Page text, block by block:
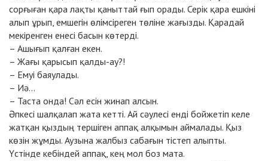
сорғыған қара лақты қаныттай ғып орады. Серік қара ешкіні
алып ұрып, емшегін өлімсіреген төліне жағызды. Қарадай
мекіренген енесі басын көтерді.
– Ашығып қалған екен.
– Жағы қарысып қалды-ау?!
– Емуі баяулады.
– Иә...
– Таста онда! Сәл есін жинап алсын.
Әпкесі шалқалап жата кетті. Ай сәулесі енді бойжетіп келе
жатқан қыздың тершіген аппақ алқымын аймалады. Қыз
көзін жұмды. Аузына жалбыз сабағын тістеп алыпты.
Үстінде кебіндей аппақ, кең мол боз мата.